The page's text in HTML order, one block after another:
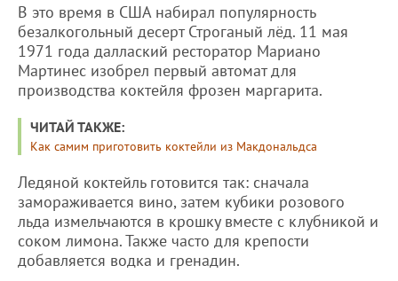
В это время в США набирал популярность
безалкогольный десерт Строганый лёд. 11 мая
1971 года даллаский ресторатор Мариано
Мартинес изобрел первый автомат для
производства коктейля фрозен маргарита.
ЧИТАЙ ТАКЖЕ:
Как самим приготовить коктейли из Макдональдса
Ледяной коктейль готовится так: сначала
замораживается вино, затем кубики розового
льда измельчаются в крошку вместе с клубникой и
соком лимона. Также часто для крепости
добавляется водка и гренадин.